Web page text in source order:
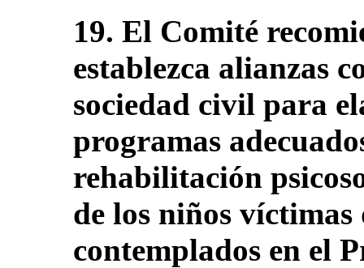
19. El Comité
establezca alianzas
sociedad civil para
programas
rehabilitación
de los niños víctimas
contemplados en el